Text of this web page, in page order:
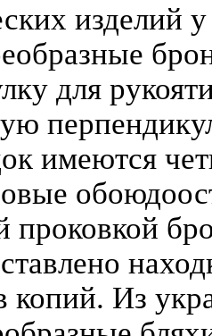
изделий
для
имеются
копий. Из